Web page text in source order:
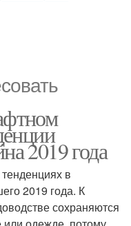
2019 года
в
2019 года. К
сохраняются